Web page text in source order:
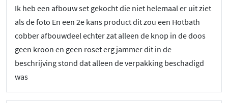
Ik heb een afbouw set gekocht die niet helemaal er uit ziet
als de foto En een 2e kans product dit zou een Hotbath
cobber afbouwdeel echter zat alleen de knop in de doos
geen kroon en geen roset erg jammer dit in de
beschrijving stond dat alleen de verpakking beschadigd
was